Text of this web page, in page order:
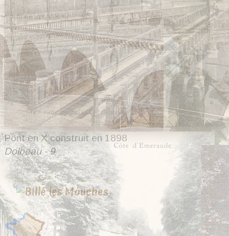
Pont en X construit en 1898
Dolbeau - 9